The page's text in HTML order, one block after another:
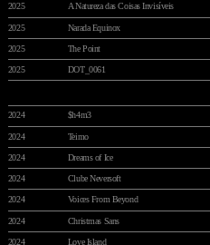
2025 A Natureza das Coisas Invisíveis
2025 Narada Equinox
2025 The Point
2025 DOT_0061
2024 $h4m3
2024 Teimo
2024 Dreams of Ice
2024 Clube Neversoft
2024 Voices From Beyond
2024 Christmas Sans
2024 Love Island